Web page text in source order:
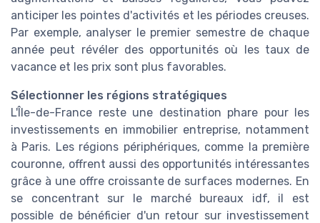
anticiper les pointes d'activités et les périodes creuses.
Par exemple, analyser le premier semestre de chaque
année peut révéler des opportunités où les taux de
vacance et les prix sont plus favorables.
Sélectionner les régions stratégiques
L'Île-de-France reste une destination phare pour les
investissements en immobilier entreprise, notamment
à Paris. Les régions périphériques, comme la première
couronne, offrent aussi des opportunités intéressantes
grâce à une offre croissante de surfaces modernes. En
se concentrant sur le marché bureaux idf, il est
possible de bénéficier d'un retour sur investissement